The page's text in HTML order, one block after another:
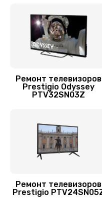
Замена
Восстановление
Ремонт телевизоров
Prestigio Odyssey
PTV32SN03Z
Ремонт телевизоров
Prestigio